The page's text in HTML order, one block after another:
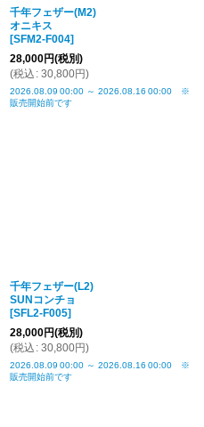
千年フェザー(M2)
オニキス
[SFM2-F004]
28,000円(税別)
(税込 : 30,800円)
2026.08.09 00:00 ～ 2026.08.16 00:00 ※
販売開始前です
千年フェザー(L2)
SUNコンチョ
[SFL2-F005]
28,000円(税別)
(税込 : 30,800円)
2026.08.09 00:00 ～ 2026.08.16 00:00 ※
販売開始前です